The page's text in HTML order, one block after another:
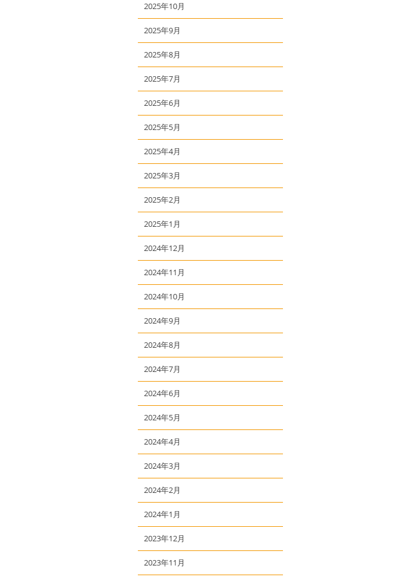
2025年10月
2025年9月
2025年8月
2025年7月
2025年6月
2025年5月
2025年4月
2025年3月
2025年2月
2025年1月
2024年12月
2024年11月
2024年10月
2024年9月
2024年8月
2024年7月
2024年6月
2024年5月
2024年4月
2024年3月
2024年2月
2024年1月
2023年12月
2023年11月